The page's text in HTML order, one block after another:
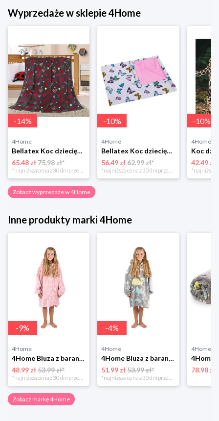
Wyprzedaże w sklepie 4Home
-14%
4Home
Bellatex Koc dziecięcy Ella Serduszka, 100 x 155 cm
65.48 zł75.98 zł*
*najniższa cena z 30 dni przed obniżką
-10%
4Home
Bellatex Koc dziecięcy Bára Butterfly różowy, 75 x 100 cm
56.49 zł 62.99 zł*
*najniższa cena z 30 dni przed obniżką
-10%
4Home
42.49 zł
Zobacz wyprzedaże w 4Home
Inne produkty marki 4Home
-9%
4Home
4Home Bluza z barankiem mikroplusz świecąca Hearts, uni S - dziecięca
48.99 zł53.99 zł*
-4%
4Home
4Home Bluza z barankiem mikroplusz świecąca Dino, uni S - dziecięca
51.99 zł 53.99 zł*
4Home
78.98 zł
Zobacz markę 4Home